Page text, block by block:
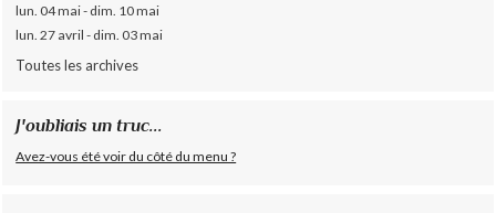
lun. 04 mai - dim. 10 mai
lun. 27 avril - dim. 03 mai
Toutes les archives
J'oubliais un truc...
Avez-vous été voir du côté du menu ?